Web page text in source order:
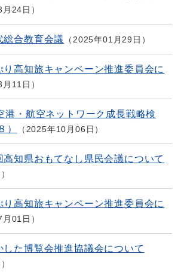
24日
総合教育会議 2025年01月29日
高知旅キャンペーン推進委員会に
11日
港・航空ネットワーク成長戦略検
）
2025年10月06日
知県おもてなし県民会議について
高知旅キャンペーン推進委員会に
01日
した博覧会推進協議会について